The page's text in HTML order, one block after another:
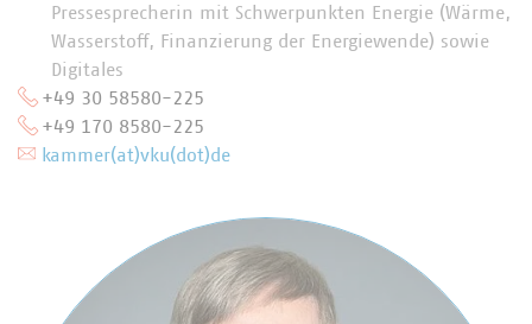
Pressesprecherin mit Schwerpunkten Energie (Wärme,
Wasserstoff, Finanzierung der Energiewende) sowie
Digitales
+49 30 58580-225
+49 170 8580-225
kammer(at)vku(dot)de